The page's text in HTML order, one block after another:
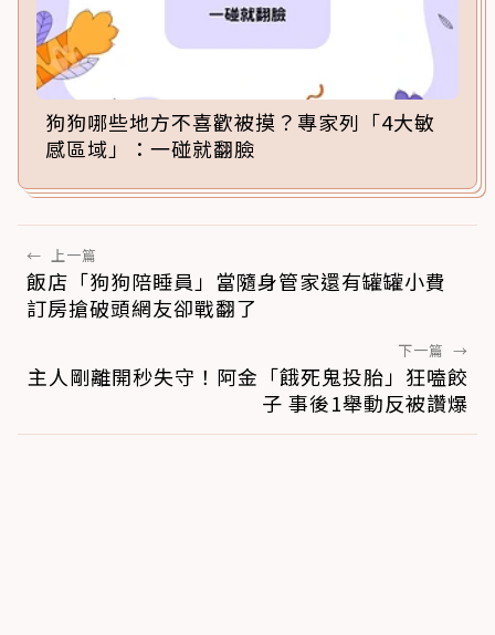
狗狗哪些地方不喜歡被摸？專家列「4大敏
感區域」：一碰就翻臉
← 上一篇
飯店「狗狗陪睡員」當隨身管家還有罐罐小費
訂房搶破頭網友卻戰翻了
下一篇 →
主人剛離開秒失守！阿金「餓死鬼投胎」狂嗑餃
子 事後1舉動反被讚爆